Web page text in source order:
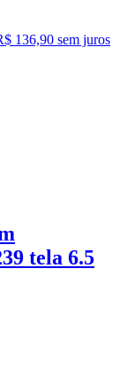
136,90 sem juros
tela 6.5